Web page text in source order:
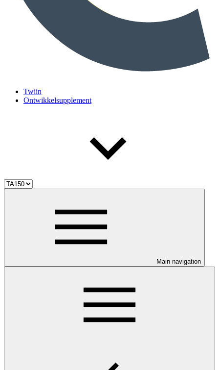
Twiin
Ontwikkelsupplement
Main navigation